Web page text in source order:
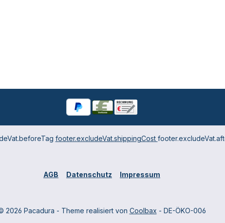
footer.excludeVat.shippingCost
AGB Datenschutz Impressum
2026 Pacadura - Theme realisiert von Coolbax - DE-ÖKO-006